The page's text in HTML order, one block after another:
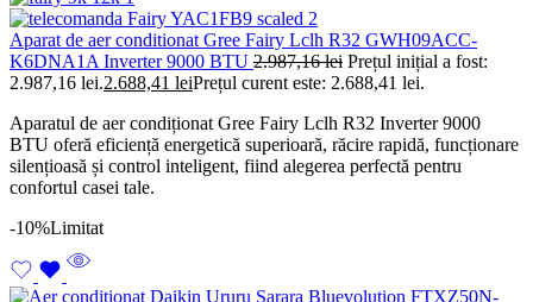
Aparat de aer conditionat Gree Fairy Lclh R32 GWH09ACC-
K6DNA1A Inverter 9000 BTU 2.987,16lei Prețul inițial a fost:
2.987,16 lei.2.688,41 leiPrețul curent este: 2.688,41 lei.
Aparatul de aer condiționat Gree Fairy Lclh R32 Inverter 9000
BTU oferă eficiență energetică superioară, răcire rapidă, funcționare
silențioasă și control inteligent, fiind alegerea perfectă pentru
confortul casei tale.
-10%Limitat